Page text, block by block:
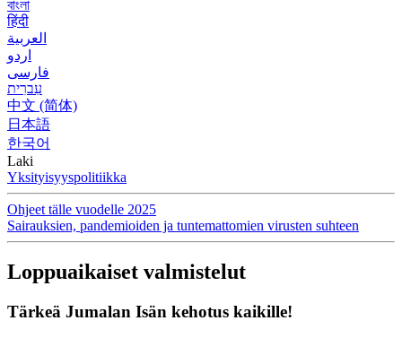
বাংলা
हिंदी
العربية
اردو
فارسی
עִברִית
中文 (简体)
日本語
한국어
Laki
Yksityisyyspolitiikka
Ohjeet tälle vuodelle 2025
Sairauksien, pandemioiden ja tuntemattomien virusten suhteen
Loppuaikaiset valmistelut
Tärkeä Jumalan Isän kehotus kaikille!